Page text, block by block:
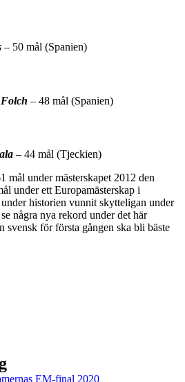
– 50 mål (Spanien)
– 48 mål (Spanien)
– 44 mål (Tjeckien)
mål under mästerskapet 2012 den
under ett Europamästerskap i
historien vunnit skytteligan under
några nya rekord under det här
svensk för första gången ska bli bäste